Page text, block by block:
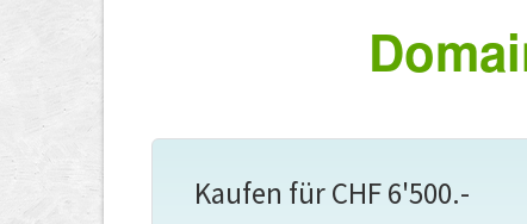
Kaufen für CHF 6'500.-